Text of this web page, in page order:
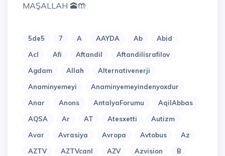
MAŞALLAH 🕋🤲
5de5 7 A AAYDA Ab
Abid
Acl
Afi Aftandil
Aftandilisrafilov
Agdam
Allah
Alternativenerji
Anaminyemeyi
Anaminyemeyindenyoxdur
Anar
Anons AntalyaForumu
AqilAbbas
AQSA
Ar AT Atesxetti
Autizm
Avar
Avrasiya Avropa Avtobus
Az
AZTV
AZTVcanl AZV Azvision
B